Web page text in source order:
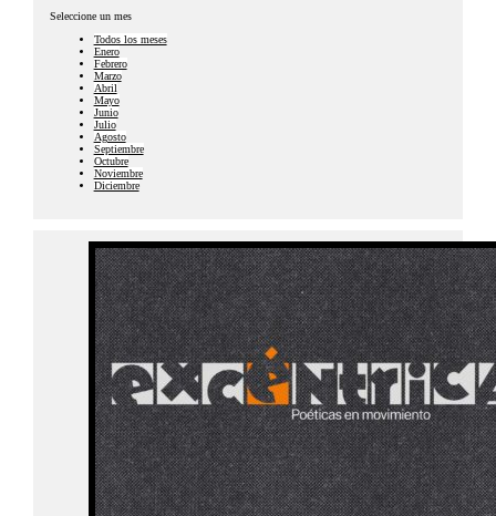
Seleccione un mes
Todos los meses
Enero
Febrero
Marzo
Abril
Mayo
Junio
Julio
Agosto
Septiembre
Octubre
Noviembre
Diciembre